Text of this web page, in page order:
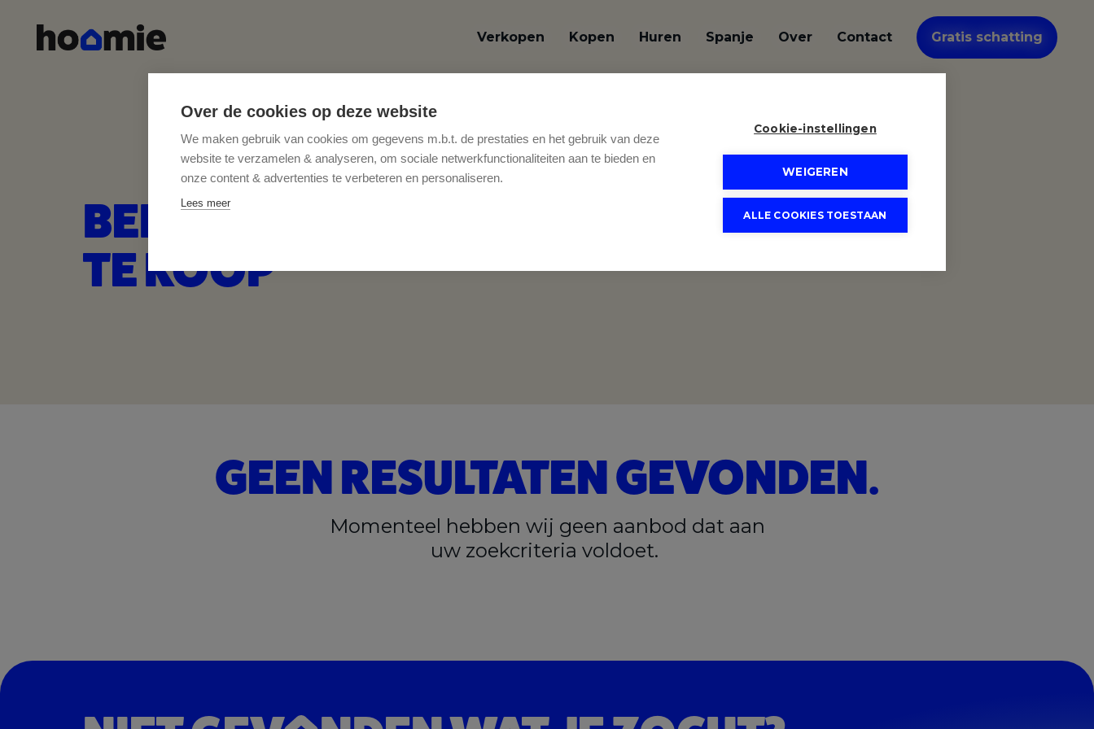
Verkopen Kopen Huren Spanje Over Contact Gratis schatting
BEDRIJFSVASTGOED
TE KOOP
GEEN RESULTATEN GEVONDEN.
Momenteel hebben wij geen aanbod dat aan
uw zoekcriteria voldoet.
Over de cookies op deze website
We maken gebruik van cookies om gegevens m.b.t. de prestaties en het gebruik van deze
website te verzamelen & analyseren, om sociale netwerkfunctionaliteiten aan te bieden en
onze content & advertenties te verbeteren en personaliseren.
Lees meer
Cookie-instellingen
WEIGEREN
ALLE COOKIES TOESTAAN